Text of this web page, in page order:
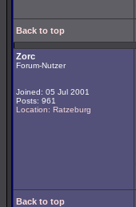
Back to top
Zorc
Forum-Nutzer
Joined: 05 Jul 2001
Posts: 961
Location: Ratzeburg
Back to top